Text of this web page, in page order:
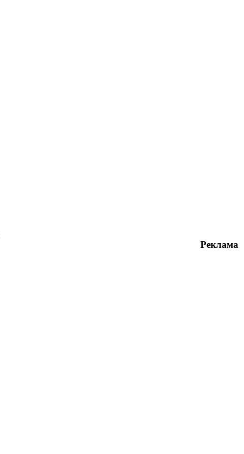
Реклама